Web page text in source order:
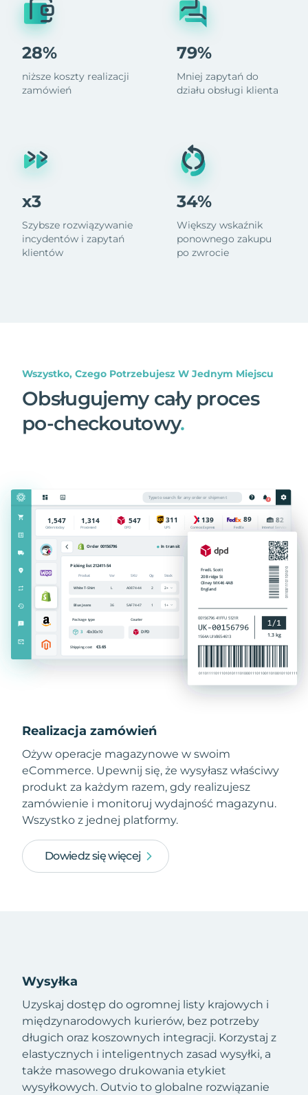
28%
niższe koszty realizacji
zamówień
x3
Szybsze rozwiązywanie
incydentów i zapytań
klientów
79%
Mniej zapytań do
działu obsługi klienta
34%
Większy wskaźnik
ponownego zakupu
po zwrocie
Wszystko, Czego Potrzebujesz W Jednym Miejscu
Obsługujemy cały proces
po-checkoutowy.
Realizacja zamówień
Ożyw operacje magazynowe w swoim
eCommerce. Upewnij się, że wysyłasz właściwy
produkt za każdym razem, gdy realizujesz
zamówienie i monitoruj wydajność magazynu.
Wszystko z jednej platformy.
Dowiedz się więcej
Wysyłka
Uzyskaj dostęp do ogromnej listy krajowych i
międzynarodowych kurierów, bez potrzeby
długich oraz koszownych integracji. Korzystaj z
elastycznych i inteligentnych zasad wysyłki, a
także masowego drukowania etykiet
wysyłkowych. Outvio to globalne rozwiązanie